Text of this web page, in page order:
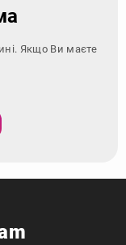
Якщо Ви маєте